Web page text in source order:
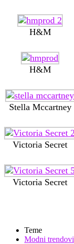
H&M
H&M
Stella Mccartney
Victoria Secret
Victoria Secret
Teme
Modni trendovi